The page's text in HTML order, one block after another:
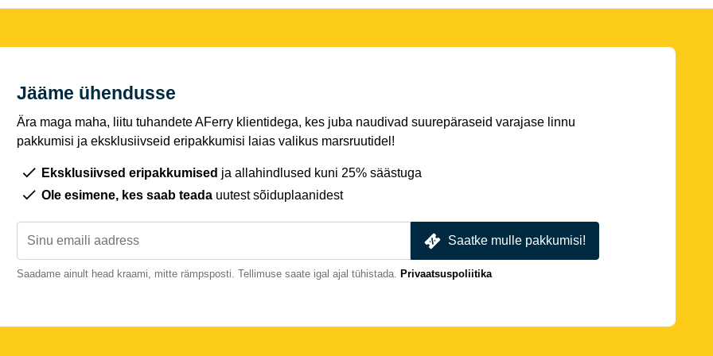
Jääme ühendusse
Ära maga maha, liitu tuhandete AFerry klientidega, kes juba naudivad suurepäraseid varajase linnu
pakkumisi ja eksklusiivseid eripakkumisi laias valikus marsruutidel!
Eksklusiivsed eripakkumised ja allahindlused kuni 25% säästuga
Ole esimene, kes saab teada uutest sõiduplaanidest
Saatke mulle pakkumisi!
Saadame ainult head kraami, mitte rämpsposti. Tellimuse saate igal ajal tühistada. Privaatsuspoliitika